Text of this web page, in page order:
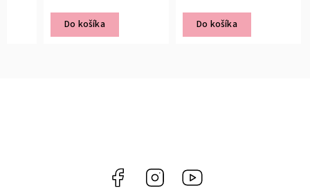
Do košíka Do košíka
Facebook Instagram